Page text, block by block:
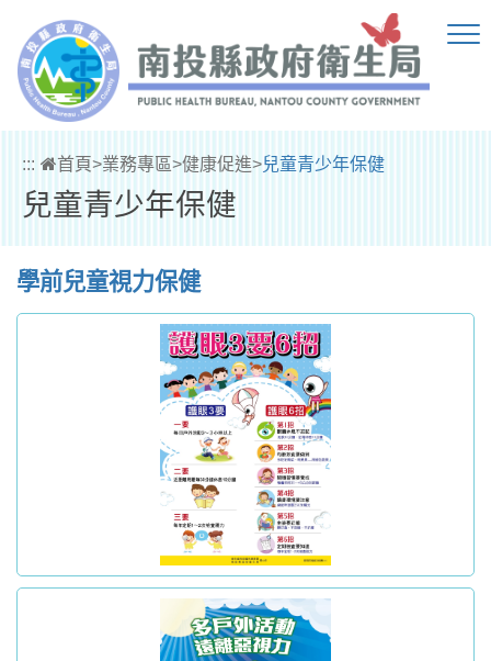
::: 首頁>業務專區>健康促進>兒童青少年保健
兒童青少年保健
學前兒童視力保健